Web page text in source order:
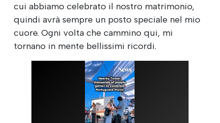
cui abbiamo celebrato il nostro matrimonio,
quindi avrà sempre un posto speciale nel mio
cuore. Ogni volta che cammino qui, mi
tornano in mente bellissimi ricordi.